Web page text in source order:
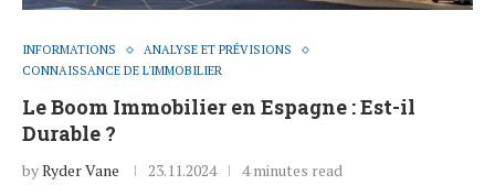
INFORMATIONS
ANALYSE ET PRÉVISIONS
CONNAISSANCE DE L'IMMOBILIER
Le Boom Immobilier en Espagne : Est-il
Durable ?
byRyder Vane 23.11.2024 4 minutes read